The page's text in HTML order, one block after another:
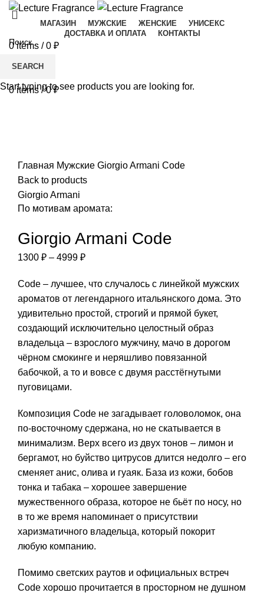
МАГАЗИН МУЖСКИЕ ЖЕНСКИЕ
УНИСЕКС
ДОСТАВКА И ОПЛАТА
КОНТАКТЫ
0items / 0 ₽
0items / 0₽
Главная Мужские Giorgio Armani Code
Back to products
Giorgio Armani
По мотивам аромата:
Giorgio Armani Code
1300 ₽ – 4999 ₽Диапазон
1300 ₽
–
4999 ₽
Code – лучшее, что случалось с линейкой мужских
ароматов от легендарного итальянского дома. Это
удивительно простой, строгий и прямой букет,
создающий исключительно целостный образ
владельца – взрослого мужчину, мачо в дорогом
чёрном смокинге и неряшливо повязанной
бабочкой, а то и вовсе с двумя расстёгнутыми
пуговицами.
Композиция Code не загадывает головоломок, она
по-восточному сдержана, но не скатывается в
минимализм. Верх всего из двух тонов – лимон и
бергамот, но буйство цитрусов длится недолго – его
сменяет анис, олива и гуаяк. База из кожи, бобов
тонка и табака – хорошее завершение
мужественного образа, которое не бьёт по носу, но
в то же время напоминает о присутствии
харизматичного владельца, который покорит
любую компанию.
Помимо светских раутов и официальных встреч
Code хорошо прочитается в просторном не душном
SEARCH
Start typing to see products you are looking for.